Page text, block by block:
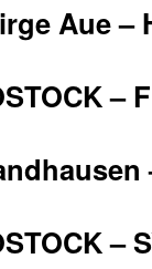
Aue –
–
–